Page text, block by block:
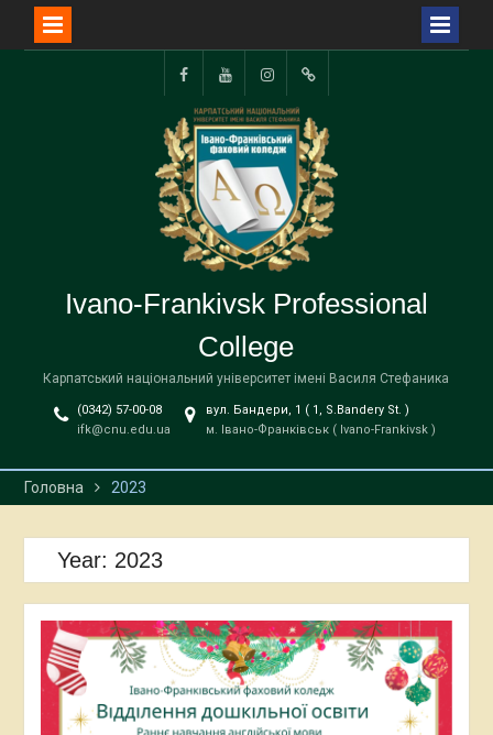
FacebookYouTubeInstagramTikTok
Ivano-Frankivsk Professional
College
Карпатський національний університет імені Василя Стефаника
(0342) 57-00-08
ifk@cnu.edu.ua
вул. Бандери, 1 ( 1, S.Bandery St. )
м. Івано-Франківськ ( Ivano-Frankivsk )
Головна 2023
Year: 2023